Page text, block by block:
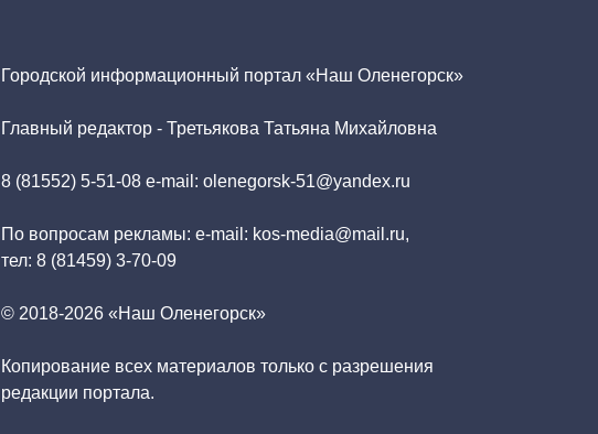
Городской информационный портал «Наш Оленегорск»
Главный редактор - Третьякова Татьяна Михайловна
8 (81552) 5-51-08 e-mail: olenegorsk-51@yandex.ru
По вопросам рекламы: e-mail: kos-media@mail.ru,
тел: 8 (81459) 3-70-09
© 2018-2026 «Наш Оленегорск»
Копирование всех материалов только с разрешения
редакции портала.